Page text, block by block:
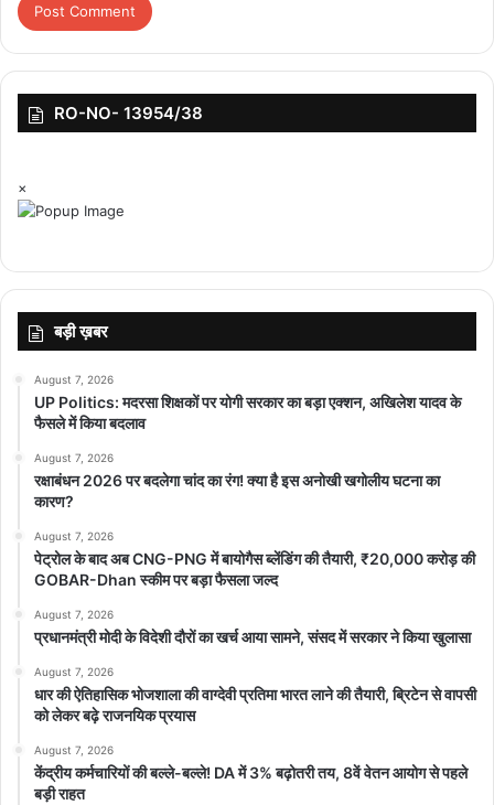
मानसून अगले हफ्ते पहुंच सकता है।
RO-NO- 13954/38
×
बड़ी ख़बर
August 7, 2026
UP Politics: मदरसा शिक्षकों पर योगी सरकार का बड़ा एक्शन, अखिलेश यादव के
फैसले में किया बदलाव
August 7, 2026
रक्षाबंधन 2026 पर बदलेगा चांद का रंग! क्या है इस अनोखी खगोलीय घटना का
कारण?
August 7, 2026
पेट्रोल के बाद अब CNG-PNG में बायोगैस ब्लेंडिंग की तैयारी, ₹20,000 करोड़ की
GOBAR-Dhan स्कीम पर बड़ा फैसला जल्द
August 7, 2026
प्रधानमंत्री मोदी के विदेशी दौरों का खर्च आया सामने, संसद में सरकार ने किया खुलासा
August 7, 2026
धार की ऐतिहासिक भोजशाला की वाग्देवी प्रतिमा भारत लाने की तैयारी, ब्रिटेन से वापसी
को लेकर बढ़े राजनयिक प्रयास
August 7, 2026
केंद्रीय कर्मचारियों की बल्ले-बल्ले! DA में 3% बढ़ोतरी तय, 8वें वेतन आयोग से पहले
बड़ी राहत